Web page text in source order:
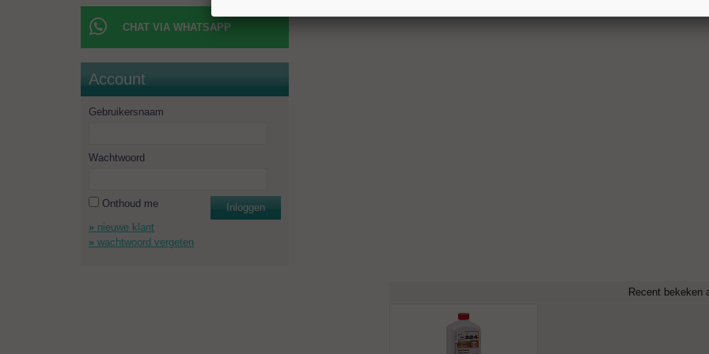
CHAT VIA WHATSAPP
Account
Gebruikersnaam
Wachtwoord
Onthoud me
Inloggen
nieuwe klant
wachtwoord vergeten
Recent bekeken